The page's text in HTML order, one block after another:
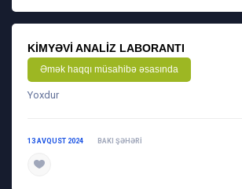
KIMYƏVI ANALIZ LABORANTI
Əmək haqqı müsahibə əsasında
Yoxdur
13 AVQUST 2024 BAKI ŞƏHƏRI